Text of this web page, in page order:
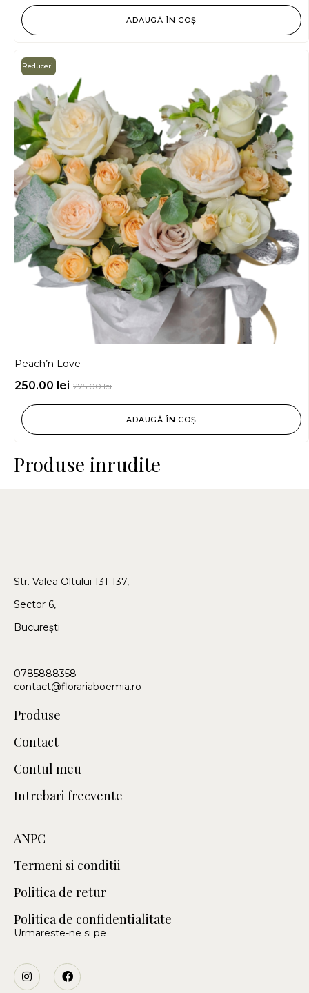
ADAUGĂ ÎN COȘ
Reduceri!
Peach’n Love
275.00lei
250.00 lei
ADAUGĂ ÎN COȘ
Produse inrudite
Str. Valea Oltului 131-137,
Sector 6,
București
0785888358
contact@florariaboemia.ro
Produse
Contact
Contul meu
Intrebari frecvente
ANPC
Termeni si conditii
Politica de retur
Politica de confidentialitate
Urmareste-ne si pe